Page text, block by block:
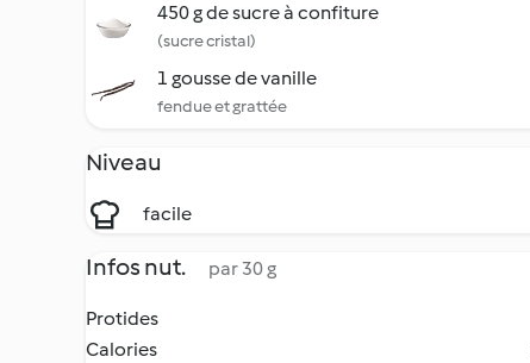
450 g de sucre à confiture
(sucre cristal)
1 gousse de vanille
fendue et grattée
Niveau
facile
Infos nut. par 30 g
Protides
Calories